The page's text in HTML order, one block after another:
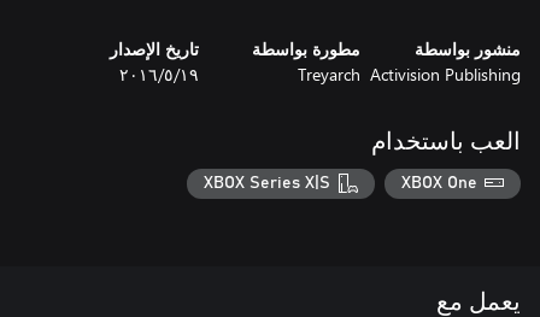
منشور بواسطة
Activision Publishing
مطورة بواسطة
Treyarch
تاريخ الإصدار
١٩‏/٥‏/٢٠١٦
العب باستخدام
XBOX One
XBOX Series X|S
يعمل مع